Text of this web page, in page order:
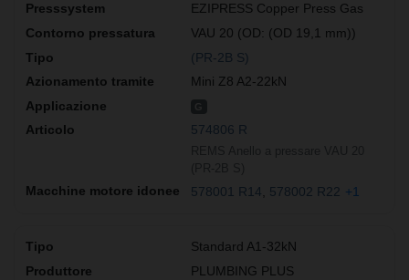
EZIPRESS Copper Press Gas
VAU 20 (OD: (OD 19,1 mm))
(PR-2B S)
Mini Z8 A2-22kN
574806 R
578001 R14 578002 R22 +1
Standard A1-32kN
PLUMBING PLUS